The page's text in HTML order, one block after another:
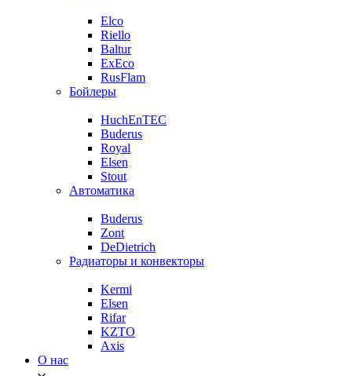
Elco
Riello
Baltur
ExEco
RusFlam
Бойлеры
HuchEnTEC
Buderus
Royal
Elsen
Stout
Автоматика
Buderus
Zont
DeDietrich
Радиаторы и конвекторы
Kermi
Elsen
Rifar
KZTO
Axis
О нас